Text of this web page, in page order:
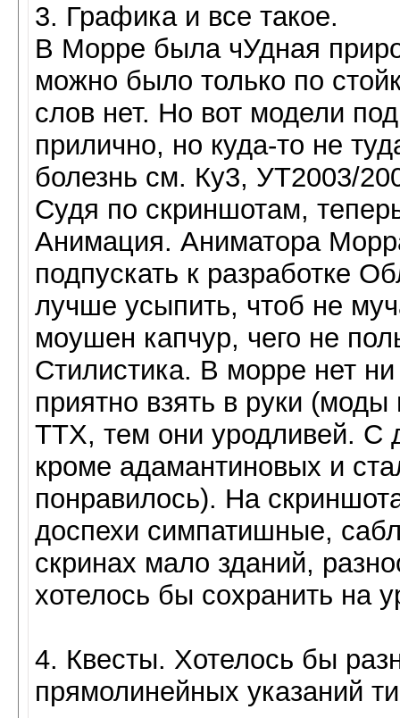
3. Графика и все такое.
В Морре была чУдная
можно было только по
слов нет. Но вот модели
прилично, но куда-то не
болезнь см. Ку3, УТ2003/
Судя по скриншотам,
Анимация. Аниматора
подпускать к разработке
лучше усыпить, чтоб не
моушен капчур, чего не
Стилистика. В морре нет
приятно взять в руки
ТТХ, тем они уродливей. С
кроме адамантиновых и
понравилось). На
доспехи симпатишные,
скринах мало зданий,
хотелось бы сохранить на
4. Квесты. Хотелось бы
прямолинейных указаний